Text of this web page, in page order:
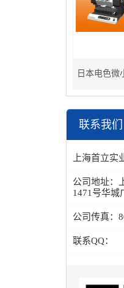
日本电色微
联系我们
上海首立实
公司地址：
1471号华城
公司传真：
联系QQ：